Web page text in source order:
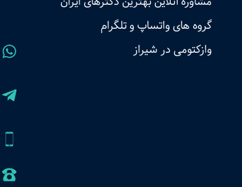
گروه های واتساپ و تلگرام
وازکتومی در شیراز